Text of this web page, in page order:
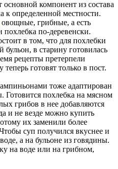
основной компонент из состава
к определенной местности.
овощные, грибные, а есть
похлебка по-деревенски.
в том, что для похлебки
в старину готовилась
рецепты претерпели
готовят только в пост.
тоже адаптирован
похлебка на мясном
грибов в нее добавляются
и не везде можно купить
их заменили более
суп получился вкуснее и
а на бульоне из говядины.
на воде или на грибном,